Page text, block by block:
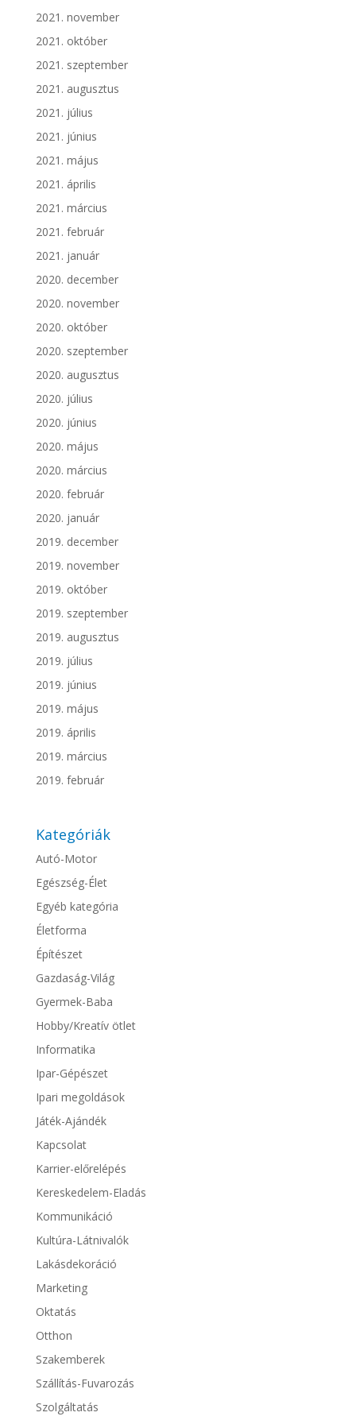
2021. november
2021. október
2021. szeptember
2021. augusztus
2021. július
2021. június
2021. május
2021. április
2021. március
2021. február
2021. január
2020. december
2020. november
2020. október
2020. szeptember
2020. augusztus
2020. július
2020. június
2020. május
2020. március
2020. február
2020. január
2019. december
2019. november
2019. október
2019. szeptember
2019. augusztus
2019. július
2019. június
2019. május
2019. április
2019. március
2019. február
Kategóriák
Autó-Motor
Egészség-Élet
Egyéb kategória
Életforma
Építészet
Gazdaság-Világ
Gyermek-Baba
Hobby/Kreatív ötlet
Informatika
Ipar-Gépészet
Ipari megoldások
Játék-Ajándék
Kapcsolat
Karrier-előrelépés
Kereskedelem-Eladás
Kommunikáció
Kultúra-Látnivalók
Lakásdekoráció
Marketing
Oktatás
Otthon
Szakemberek
Szállítás-Fuvarozás
Szolgáltatás